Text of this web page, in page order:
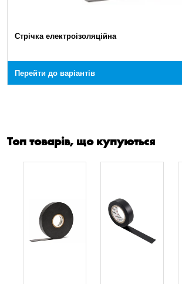
Стрічка електроізоляційна
Перейти до варіантів
Топ товарів, що купуються